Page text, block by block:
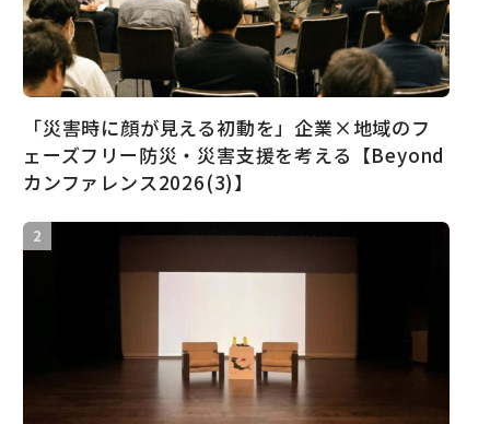
「災害時に顔が見える初動を」企業×地域のフ
ェーズフリー防災・災害支援を考える【Beyond
カンファレンス2026(3)】